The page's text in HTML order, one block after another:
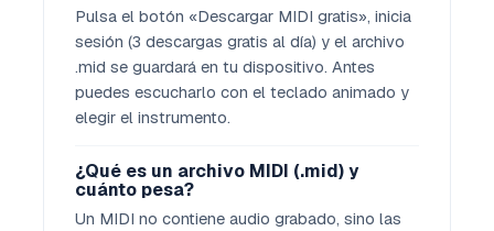
Pulsa el botón «Descargar MIDI gratis», inicia
sesión (3 descargas gratis al día) y el archivo
.mid se guardará en tu dispositivo. Antes
puedes escucharlo con el teclado animado y
elegir el instrumento.
¿Qué es un archivo MIDI (.mid) y
cuánto pesa?
Un MIDI no contiene audio grabado, sino las